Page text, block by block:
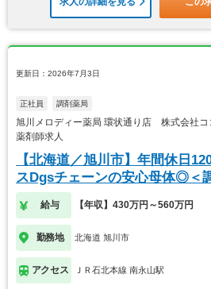
更新日：2026年7月3日
正社員 調剤薬局
旭川メロディー薬局 環状通り店 株式会社コ
薬剤師求人
【北海道／旭川市】年間休日
スDgsチェーンの安心母体◎＜
給与 【年収】430万円～560万円
勤務地 北海道 旭川市
アクセス ＪＲ石北本線 南永山駅